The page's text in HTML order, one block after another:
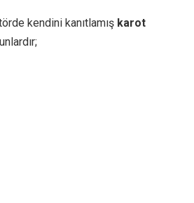
kendini kanıtlamış karot